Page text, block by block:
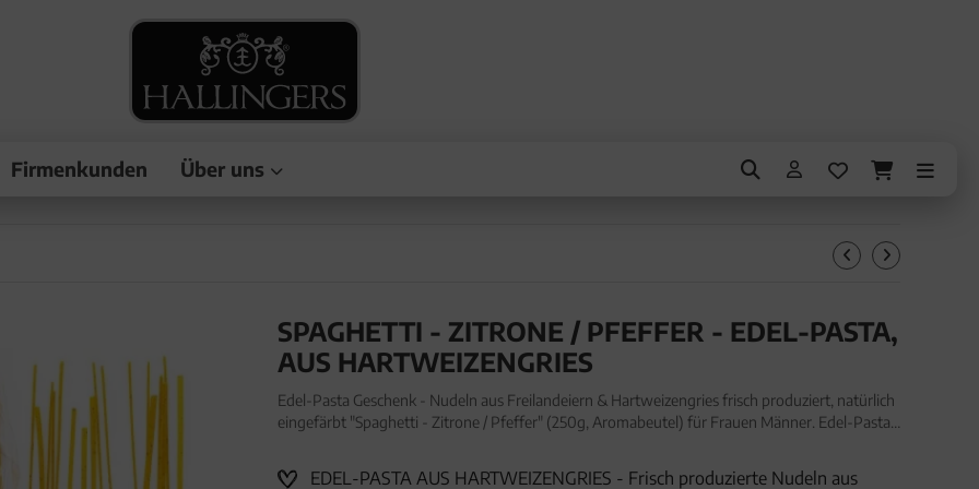
Firmenkunden Über uns
SPAGHETTI - ZITRONE / PFEFFER - EDEL-PASTA,
AUS HARTWEIZENGRIES
Edel-Pasta Geschenk - Nudeln aus Freilandeiern & Hartweizengries frisch produziert, natürlich
eingefärbt "Spaghetti - Zitrone / Pfeffer" (250g, Aromabeutel) für Frauen Männer. Edel-Pasta
EDEL-PASTA AUS HARTWEIZENGRIES - Frisch produzierte Nudeln aus